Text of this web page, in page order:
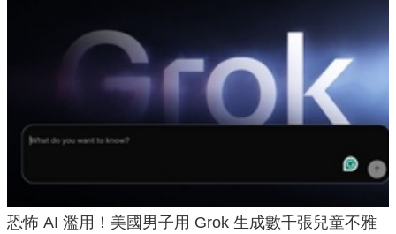
恐怖 AI 濫用！美國男子用 Grok 生成數千張兒童不雅